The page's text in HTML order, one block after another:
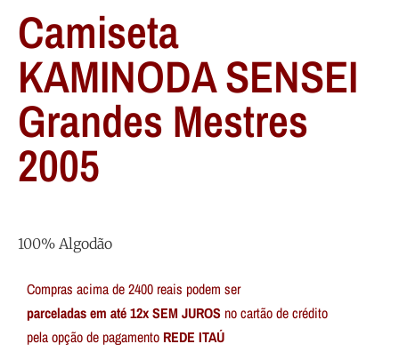
Camiseta
KAMINODA SENSEI
Grandes Mestres
2005
100% Algodão
Compras acima de 2400 reais podem ser
parceladas em até 12x SEM JUROS no cartão de crédito
pela opção de pagamento REDE ITAÚ